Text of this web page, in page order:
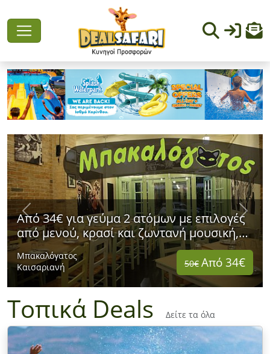
Από 34€ για γεύμα 2 ατόμων με επιλογές
από μενού, κρασί και ζωντανή μουσική,
στο πασίγνωστο μουσικό στέκι
"Μπακαλόγατος" στην Καισαριανή
Μπακαλόγατος
Καισαριανή
50€ Από 34€
Previous Next
Τοπικά Deals Δείτε τα όλα